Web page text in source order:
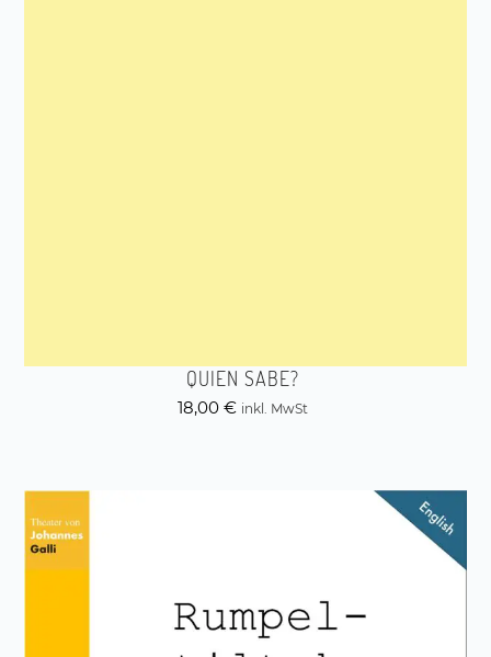
QUIEN SABE?
18,00 € inkl. MwSt